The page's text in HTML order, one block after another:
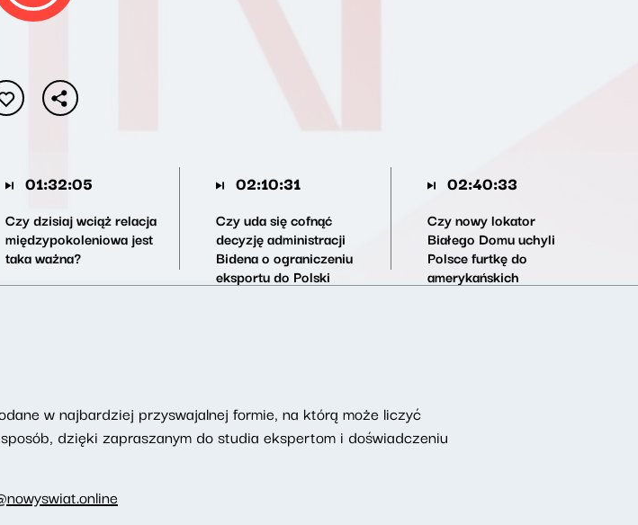
01:32:05
Czy dzisiaj wciąż relacja
międzypokoleniowa jest
taka ważna?
02:10:31
Czy uda się cofnąć
decyzję administracji
Bidena o ograniczeniu
eksportu do Polski
02:40:33
Czy nowy lokator
Białego Domu uchyli
Polsce furtkę do
amerykańskich
w najbardziej przyswajalnej formie, na którą może liczyć
dzięki zapraszanym do studia ekspertom i doświadczeniu